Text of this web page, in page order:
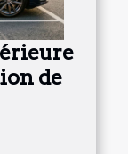
de